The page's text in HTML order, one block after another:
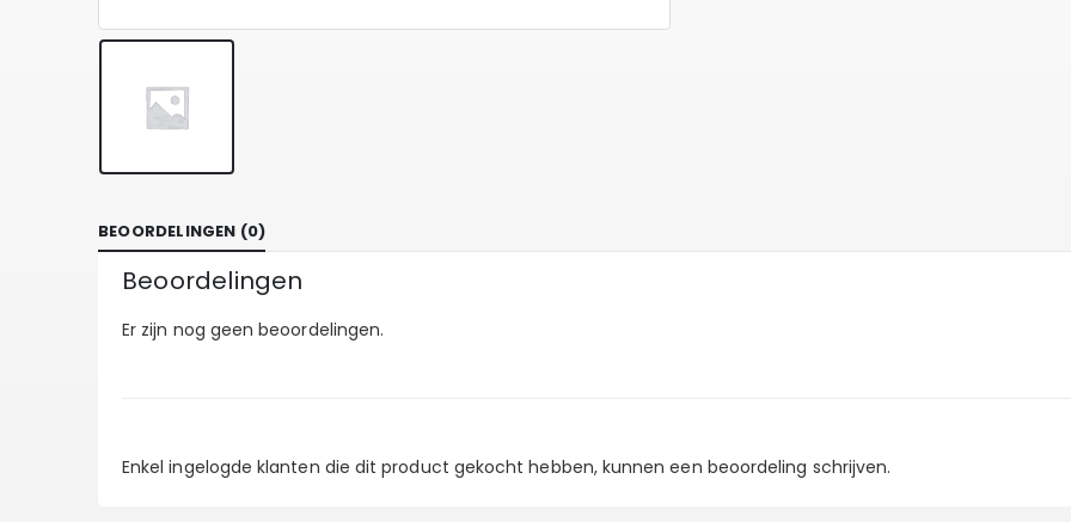
BEOORDELINGEN (0)
Beoordelingen
Er zijn nog geen beoordelingen.
Enkel ingelogde klanten die dit product gekocht hebben, kunnen een beoordeling schrijven.